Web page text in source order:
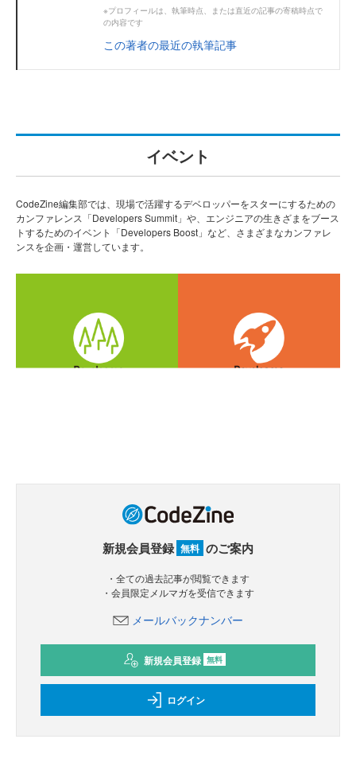
※プロフィールは、執筆時点、または直近の記事の寄稿時点で
の内容です
この著者の最近の執筆記事
イベント
CodeZine編集部では、現場で活躍するデベロッパーをスターにするための
カンファレンス「Developers Summit」や、エンジニアの生きざまをブース
トするためのイベント「Developers Boost」など、さまざまなカンファレ
ンスを企画・運営しています。
新規会員登録 無料 のご案内
・全ての過去記事が閲覧できます
・会員限定メルマガを受信できます
メールバックナンバー
新規会員登録 無料
ログイン